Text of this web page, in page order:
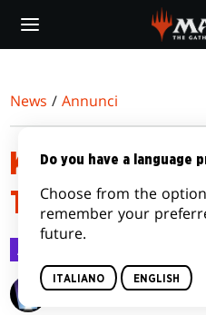
main
News /Annunci
KIT INIZIALE
THE
Annunci
Wizards of the Coast
Do you have a language
Choose from the
remember your
future.
ITALIANO ENGLISH